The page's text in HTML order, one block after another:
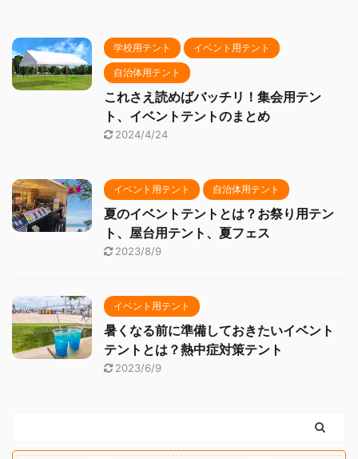
学校用テント イベント用テント
自治体用テント
これさえ読めばバッチリ！集会用テン
ト、イベントテントのまとめ
2024/4/24
イベント用テント 自治体用テント
夏のイベントテントとは？お祭り用テン
ト、屋台用テント、夏フェス
2023/8/9
イベント用テント
暑くなる前に準備しておきたいイベント
テントとは？熱中症対策テント
2023/6/9